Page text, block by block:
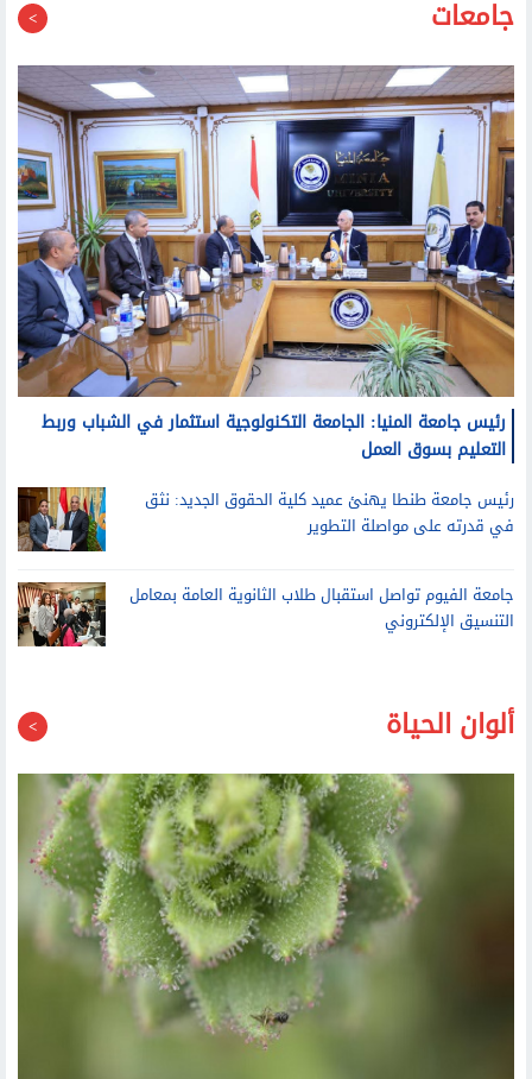
رئيس جامعة المنيا: الجامعة التكنولوجية استثمار في الشباب وربط
التعليم بسوق العمل
رئيس جامعة طنطا يهنئ عميد كلية الحقوق الجديد: نثق
في قدرته على مواصلة التطوير
التنسيق الإلكتروني